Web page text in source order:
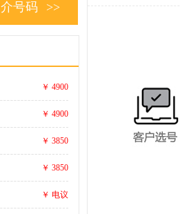
>>
号码
￥ 4900
￥ 4900
￥ 3850
￥ 3850
￥ 电议